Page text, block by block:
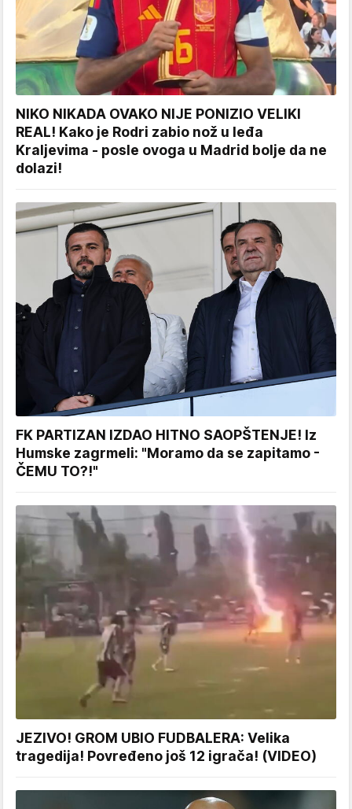
NIKO NIKADA OVAKO NIJE PONIZIO VELIKI
REAL! Kako je Rodri zabio nož u leđa
Kraljevima - posle ovoga u Madrid bolje da ne
dolazi!
FK PARTIZAN IZDAO HITNO SAOPŠTENJE! Iz
Humske zagrmeli: "Moramo da se zapitamo -
ČEMU TO?!"
JEZIVO! GROM UBIO FUDBALERA: Velika
tragedija! Povređeno još 12 igrača! (VIDEO)